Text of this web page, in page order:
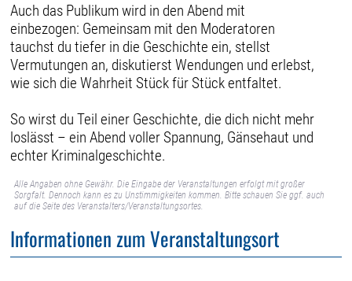
Auch das Publikum wird in den Abend mit
einbezogen: Gemeinsam mit den Moderatoren
tauchst du tiefer in die Geschichte ein, stellst
Vermutungen an, diskutierst Wendungen und erlebst,
wie sich die Wahrheit Stück für Stück entfaltet.
So wirst du Teil einer Geschichte, die dich nicht mehr
loslässt – ein Abend voller Spannung, Gänsehaut und
echter Kriminalgeschichte.
Alle Angaben ohne Gewähr. Die Eingabe der Veranstaltungen erfolgt mit großer
Sorgfalt. Dennoch kann es zu Unstimmigkeiten kommen. Bitte schauen Sie ggf. auch
auf die Seite des Veranstalters/Veranstaltungsortes.
Informationen zum Veranstaltungsort